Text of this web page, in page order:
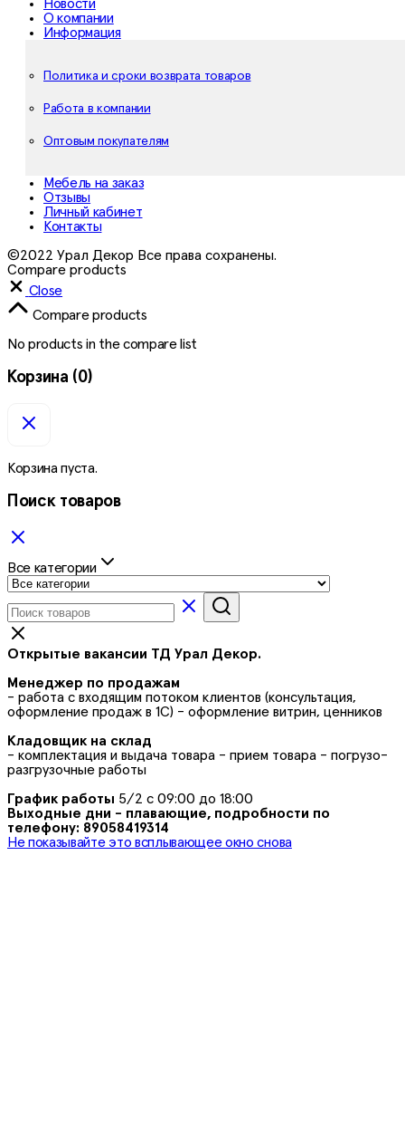
Новости
О компании
Информация
Политика и сроки возврата товаров
Работа в компании
Оптовым покупателям
Мебель на заказ
Отзывы
Личный кабинет
Контакты
©2022 Урал Декор Все права сохранены.
Compare products
Close
Compare products
No products in the compare list
Корзина (0)
Корзина пуста.
Поиск товаров
Все категории
Открытые вакансии ТД Урал Декор.
Менеджер по продажам
- работа с входящим потоком клиентов (консультация,
оформление продаж в 1С) - оформление витрин, ценников
Кладовщик на склад
- комплектация и выдача товара - прием товара - погрузо-
разгрузочные работы
График работы 5/2 с 09:00 до 18:00
Выходные дни - плавающие, подробности по
телефону: 89058419314
Не показывайте это всплывающее окно снова